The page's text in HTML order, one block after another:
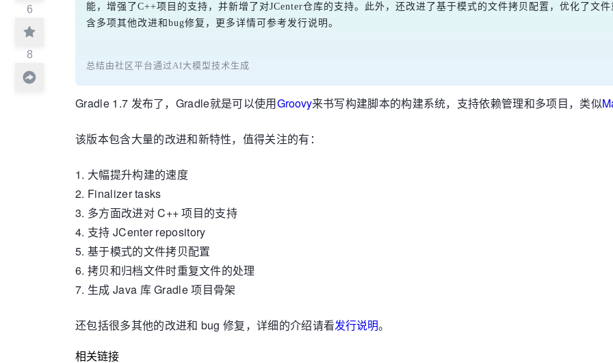
6
8
能，增强了C++项目的支持，并新增了对JCenter仓库的支持。此外，还改进了基于模式的文件拷贝配置，优化了文
含多项其他改进和bug修复，更多详情可参考发行说明。
总结由社区平台通过AI大模型技术生成
Gradle 1.7 发布了，Gradle就是可以使用Groovy来书写构建脚本的构建系统，支持依赖管理和多项目，类似
该版本包含大量的改进和新特性，值得关注的有：
1. 大幅提升构建的速度
2. Finalizer tasks
3. 多方面改进对 C++ 项目的支持
4. 支持 JCenter repository
5. 基于模式的文件拷贝配置
6. 拷贝和归档文件时重复文件的处理
7. 生成 Java 库 Gradle 项目骨架
还包括很多其他的改进和 bug 修复，详细的介绍请看发行说明。
相关链接